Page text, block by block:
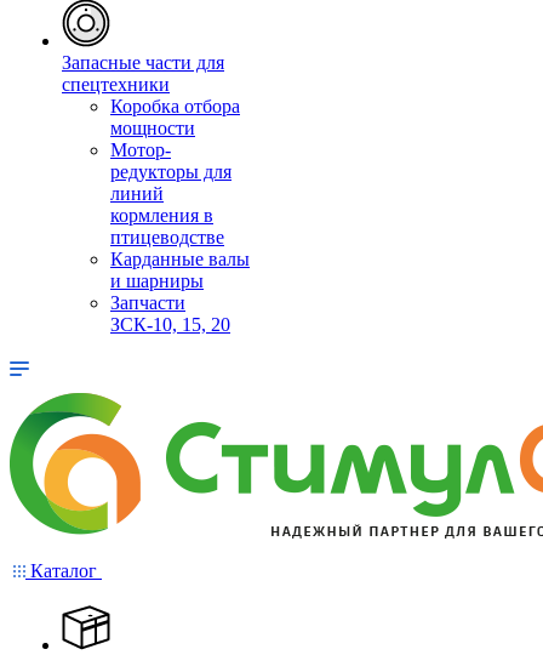
Запасные части для
спецтехники
Коробка отбора
мощности
Мотор-
редукторы для
линий
кормления в
птицеводстве
Карданные валы
и шарниры
Запчасти
ЗСК-10, 15, 20
Каталог